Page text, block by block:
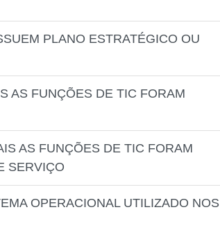
PLANO ESTRATÉGICO OU
AS FUNÇÕES DE TIC FORAM
AS FUNÇÕES DE TIC FORAM
SERVIÇO
OPERACIONAL UTILIZADO NOS